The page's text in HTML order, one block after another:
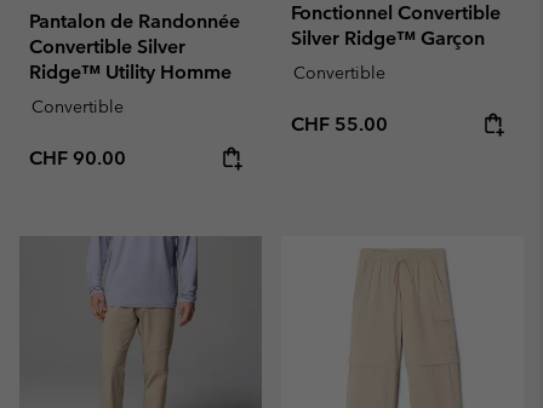
Pantalon de Randonnée
Convertible Silver
Ridge™ Utility Homme
Convertible
Regular price:
CHF 90.00
Fonctionnel Convertible
Silver Ridge™ Garçon
Convertible
Regular price:
CHF 55.00